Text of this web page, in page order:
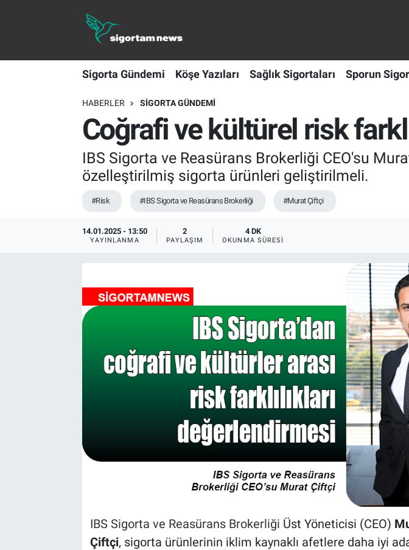
Sigorta Gündemi Köşe Yazıları Sağlık Sigortaları Sporun
HABERLER SIGORTA GÜNDEMI
Coğrafi ve kültürel risk
IBS Sigorta ve Reasürans Brokerliği CEO'su
özelleştirilmiş sigorta ürünleri geliştirilmeli.
#Risk #IBS Sigorta ve Reasürans Brokerliği #Murat Çiftçi
14.01.2025 - 13:50
YAYINLANMA
2
PAYLAŞIM
4 DK
OKUNMA SÜRESI
IBS Sigorta ve Reasürans Brokerliği Üst Yöneticisi (CEO)
Çiftçi, sigorta ürünlerinin iklim kaynaklı afetlere daha iyi
Sigorta Gündemi
Köşe Yazıları
Sağlık Sigortaları
Sporun Sigortası